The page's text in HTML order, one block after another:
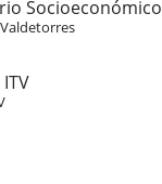
Socioeconómico